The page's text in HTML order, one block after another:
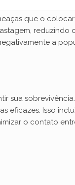
que o
reduzindo
a
sua
eficazes. Isso
o contato